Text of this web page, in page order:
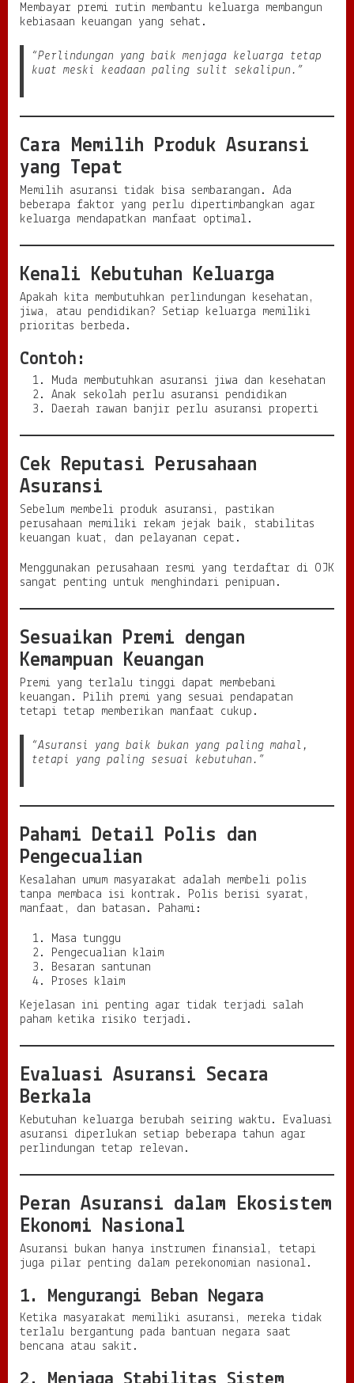
Membayar premi rutin membantu keluarga membangun
kebiasaan keuangan yang sehat.
“Perlindungan yang baik menjaga keluarga tetap
kuat meski keadaan paling sulit sekalipun.”
Cara Memilih Produk Asuransi
yang Tepat
Memilih asuransi tidak bisa sembarangan. Ada
beberapa faktor yang perlu dipertimbangkan agar
keluarga mendapatkan manfaat optimal.
Kenali Kebutuhan Keluarga
Apakah kita membutuhkan perlindungan kesehatan,
jiwa, atau pendidikan? Setiap keluarga memiliki
prioritas berbeda.
Contoh:
Muda membutuhkan asuransi jiwa dan kesehatan
Anak sekolah perlu asuransi pendidikan
Daerah rawan banjir perlu asuransi properti
Cek Reputasi Perusahaan
Asuransi
Sebelum membeli produk asuransi, pastikan
perusahaan memiliki rekam jejak baik, stabilitas
keuangan kuat, dan pelayanan cepat.
Menggunakan perusahaan resmi yang terdaftar di OJK
sangat penting untuk menghindari penipuan.
Sesuaikan Premi dengan
Kemampuan Keuangan
Premi yang terlalu tinggi dapat membebani
keuangan. Pilih premi yang sesuai pendapatan
tetapi tetap memberikan manfaat cukup.
“Asuransi yang baik bukan yang paling mahal,
tetapi yang paling sesuai kebutuhan.”
Pahami Detail Polis dan
Pengecualian
Kesalahan umum masyarakat adalah membeli polis
tanpa membaca isi kontrak. Polis berisi syarat,
manfaat, dan batasan. Pahami:
Masa tunggu
Pengecualian klaim
Besaran santunan
Proses klaim
Kejelasan ini penting agar tidak terjadi salah
paham ketika risiko terjadi.
Evaluasi Asuransi Secara
Berkala
Kebutuhan keluarga berubah seiring waktu. Evaluasi
asuransi diperlukan setiap beberapa tahun agar
perlindungan tetap relevan.
Peran Asuransi dalam Ekosistem
Ekonomi Nasional
Asuransi bukan hanya instrumen finansial, tetapi
juga pilar penting dalam perekonomian nasional.
1. Mengurangi Beban Negara
Ketika masyarakat memiliki asuransi, mereka tidak
terlalu bergantung pada bantuan negara saat
bencana atau sakit.